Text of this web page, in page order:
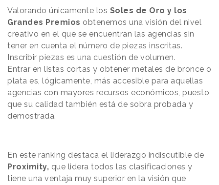
Valorando únicamente los Soles de Oro y los
Grandes Premios obtenemos una visión del nivel
creativo en el que se encuentran las agencias sin
tener en cuenta el número de piezas inscritas.
Inscribir piezas es una cuestión de volumen.
Entrar en listas cortas y obtener metales de bronce o
plata es, lógicamente, más accesible para aquellas
agencias con mayores recursos económicos, puesto
que su calidad también está de sobra probada y
demostrada.
En este ranking destaca el liderazgo indiscutible de
Proximity, que lidera todos las clasificaciones y
tiene una ventaja muy superior en la visión que